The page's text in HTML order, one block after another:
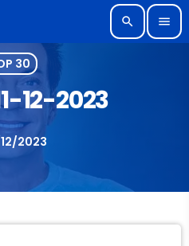
search menu
30
12-2023
2023